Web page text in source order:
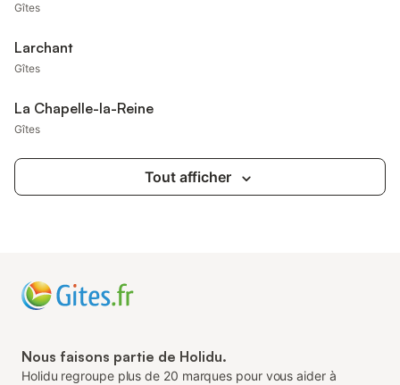
Gîtes
Larchant
Gîtes
La Chapelle-la-Reine
Gîtes
Tout afficher
Nous faisons partie de Holidu.
Holidu regroupe plus de 20 marques pour vous aider à